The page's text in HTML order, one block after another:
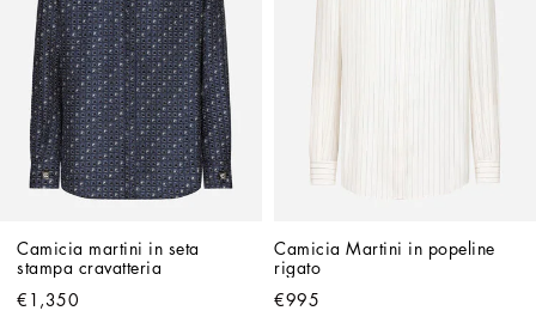
Camicia martini in seta
stampa cravatteria
€1,350
Camicia Martini in popeline
rigato
€995